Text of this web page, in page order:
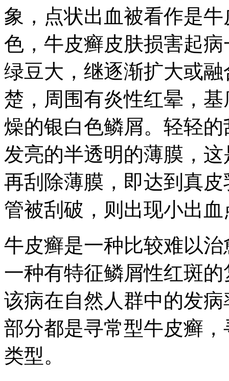
象，点状出血被看作是
色，牛皮癣皮肤损害起
绿豆大，继逐渐扩大或
楚，周围有炎性红晕，
燥的银白色鳞屑。轻轻
发亮的半透明的薄膜，
再刮除薄膜，即达到真
管被刮破，则出现小出
牛皮癣是一种比较难以
一种有特征鳞屑性红斑
该病在自然人群中的发
部分都是寻常型牛皮癣
类型。